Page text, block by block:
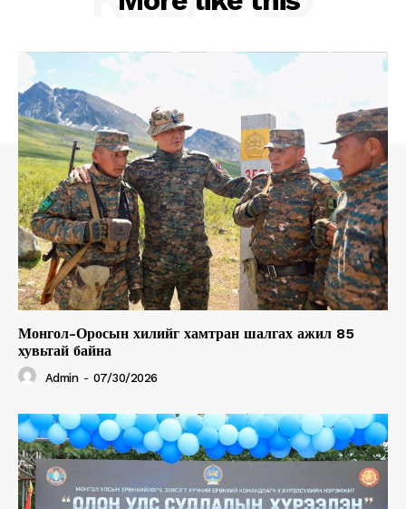
Монгол-Оросын хилийг хамтран шалгах ажил 85
хувьтай байна
Admin - 07/30/2026